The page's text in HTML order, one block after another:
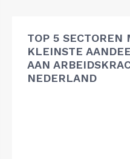
TOP 5 SECTOREN
KLEINSTE
AAN
NEDERLAND